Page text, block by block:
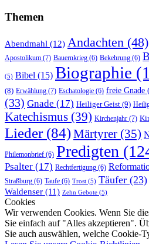
Themen
Abendmahl (12) Andachten (48)
Apostolikum (7) Bauernkrieg (6) Bekehrung (6)
(5) Bibel (15) Biographie
(8) Erwählung (7) Eschatologie (6) freie Gnade
(33) Gnade (17) Heiliger Geist (9)
Katechismus (39) Kirchenjahr (7)
Lieder(84)Märtyrer (35)
Philemonbrief (6) Predigten
Psalter (17) Rechtfertigung (6)
Straßburg (6) Taufe (6) Trost (5) Täufer (23)
Waldenser (11) Zehn Gebote (5)
Cookies
Wir verwenden Cookies. Wenn Sie
Sie einfach auf "Alles akzeptieren".
Sie auch auswählen, welche Cookie-